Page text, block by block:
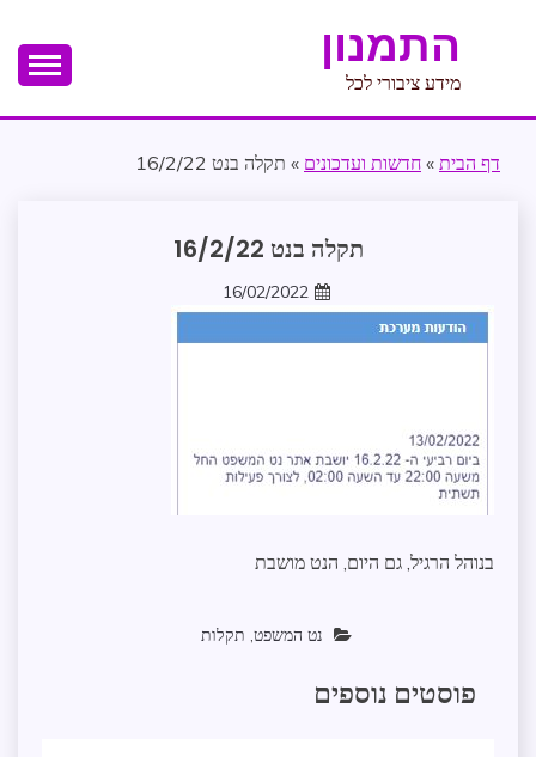
התמנון
מידע ציבורי לכל
דף הבית » חדשות ועדכונים » תקלה בנט 16/2/22
תקלות
בנט
המשפט
תקלה בנט 16/2/22
16/02/2022
zomer
בנוהל הרגיל, גם היום, הנט מושבת
נט המשפט, תקלות
פוסטים נוספים